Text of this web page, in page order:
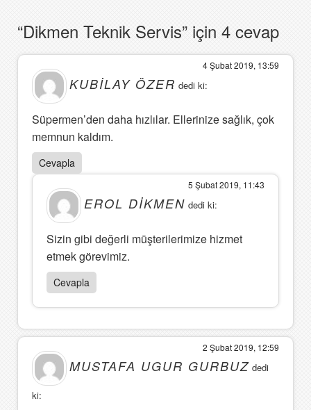
“Dikmen Teknik Servis” için 4 cevap
KUBILAY ÖZER dedi ki:
4 Şubat 2019, 13:59
Süpermen’den daha hızlılar. Ellerinize sağlık, çok
memnun kaldım.
Cevapla
EROL DİKMEN dedi ki:
5 Şubat 2019, 11:43
Sizin gibi değerli müşterilerimize hizmet
etmek görevimiz.
Cevapla
MUSTAFA UGUR GURBUZ dedi
ki:
2 Şubat 2019, 12:59